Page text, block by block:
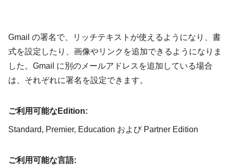
Gmail の署名で、リッチテキストが使えるようになり、書
式を設定したり、画像やリンクを追加できるようになりま
した。Gmail に別のメールアドレスを追加している場合
は、それぞれに署名を設定できます。
ご利用可能なEdition:
Standard, Premier, Education および Partner Edition
ご利用可能な言語: